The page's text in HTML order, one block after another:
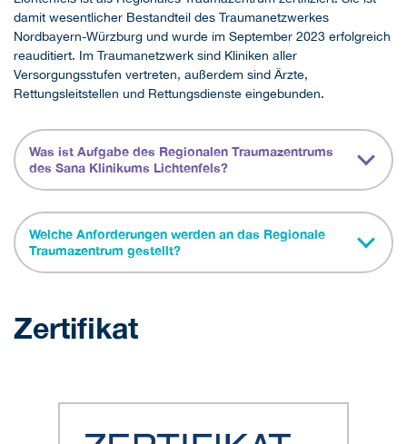
damit wesentlicher Bestandteil des Traumanetzwerkes
Nordbayern-Würzburg und wurde im September 2023 erfolgreich
reauditiert. Im Traumanetzwerk sind Kliniken aller
Versorgungsstufen vertreten, außerdem sind Ärzte,
Rettungsleitstellen und Rettungsdienste eingebunden.
Was ist Aufgabe des Regionalen Traumazentrums
des Sana Klinikums Lichtenfels?
Welche Anforderungen werden an das Regionale
Traumazentrum gestellt?
Zertifikat